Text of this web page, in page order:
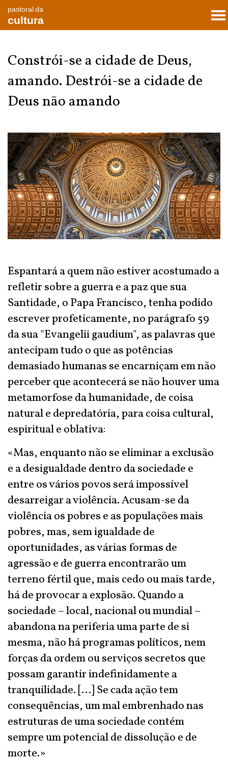
pastoral da
cultura
Constrói-se a cidade de Deus,
amando. Destrói-se a cidade de
Deus não amando
Espantará a quem não estiver acostumado a
refletir sobre a guerra e a paz que sua
Santidade, o Papa Francisco, tenha podido
escrever profeticamente, no parágrafo 59
da sua "Evangelii gaudium", as palavras que
antecipam tudo o que as potências
demasiado humanas se encarniçam em não
perceber que acontecerá se não houver uma
metamorfose da humanidade, de coisa
natural e depredatória, para coisa cultural,
espiritual e oblativa:
«Mas, enquanto não se eliminar a exclusão
e a desigualdade dentro da sociedade e
entre os vários povos será impossível
desarreigar a violência. Acusam-se da
violência os pobres e as populações mais
pobres, mas, sem igualdade de
oportunidades, as várias formas de
agressão e de guerra encontrarão um
terreno fértil que, mais cedo ou mais tarde,
há de provocar a explosão. Quando a
sociedade – local, nacional ou mundial –
abandona na periferia uma parte de si
mesma, não há programas políticos, nem
forças da ordem ou serviços secretos que
possam garantir indefinidamente a
tranquilidade. […] Se cada ação tem
consequências, um mal embrenhado nas
estruturas de uma sociedade contém
sempre um potencial de dissolução e de
morte.»